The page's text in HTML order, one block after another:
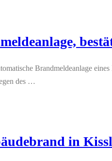
Brandmeldeanlage
des …
in